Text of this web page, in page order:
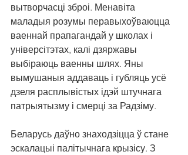
вытворчасці зброі. Менавіта
маладыя розумы перавыхоўваюцца
ваеннай прапагандай у школах і
універсітэтах, калі дзяржавы
выбіраюць ваенны шлях. Яны
вымушаныя аддаваць і губляць усё
дзеля расплывістых ідэй штучнага
патрыятызму і смерці за Радзіму.
Беларусь даўно знаходзіцца ў стане
эскалацыі палітычнага крызісу. З